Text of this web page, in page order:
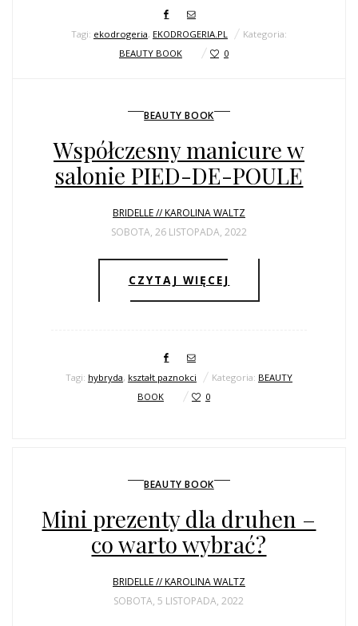
Tagi: ekodrogeria, EKODROGERIA.PL
Kategoria:
BEAUTY BOOK
0
BEAUTY BOOK
Współczesny manicure w
salonie PIED-DE-POULE
BRIDELLE // KAROLINA WALTZ
SOBOTA, 26 LISTOPADA, 2022
CZYTAJ WIĘCEJ
Tagi: hybryda, kształt paznokci Kategoria: BEAUTY
BOOK
0
BEAUTY BOOK
Mini prezenty dla druhen –
co warto wybrać?
BRIDELLE // KAROLINA WALTZ
SOBOTA, 5 LISTOPADA, 2022